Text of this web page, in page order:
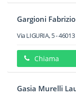
Gargioni Fabrizio
Via LIGURIA, 5-46013
Chiama
Gasia Murelli